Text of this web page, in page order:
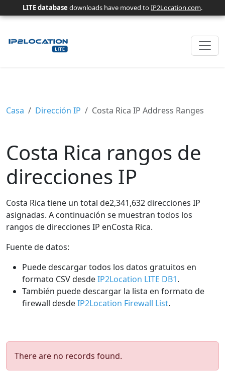
LITE database downloads have moved toIP2Location.com.
Casa Dirección IP Costa Rica IP Address Ranges
Costa Rica rangos de
direcciones IP
Costa Rica tiene un total de2,341,632 direcciones IP
asignadas. A continuación se muestran todos los
rangos de direcciones IP enCosta Rica.
Fuente de datos:
Puede descargar todos los datos gratuitos en
formato CSV desdeIP2Location LITE DB1.
También puede descargar la lista en formato de
firewall desdeIP2Location Firewall List.
There are no records found.